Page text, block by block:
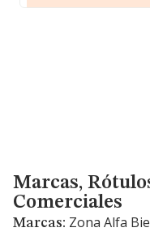
Marcas, Rótulos y
Marcas,
Comerciales
Marcas: Zona Alfa